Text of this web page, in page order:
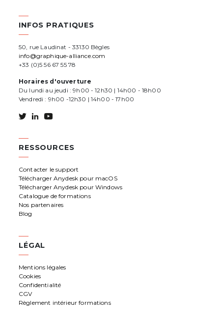
INFOS PRATIQUES
50, rue Laudinat - 33130 Bègles
info@graphique-alliance.com
+33 (0)5 56 67 55 78
Horaires d'ouverture
Du lundi au jeudi : 9h00 - 12h30 | 14h00 - 18h00
Vendredi : 9h00 -12h30 | 14h00 - 17h00
RESSOURCES
Contacter le support
Télécharger Anydesk pour macOS
Télécharger Anydesk pour Windows
Catalogue de formations
Nos partenaires
Blog
LÉGAL
Mentions légales
Cookies
Confidentialité
CGV
Règlement intérieur formations